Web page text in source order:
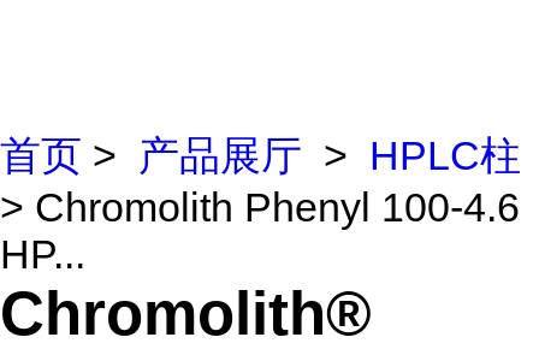
首页 > 产品展厅 > HPLC柱
> Chromolith Phenyl 100-4.6
HP...
Chromolith®